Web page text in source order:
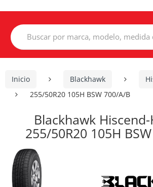
Search
for:
Inicio Blackhawk
255/50R20 105H BSW 700/A/B
Blackhawk Hiscend-
255/50R20 105H